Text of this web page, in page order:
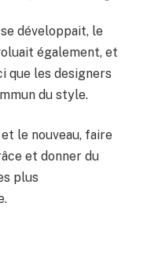
développait, le
également, et
que les designers
du style.
le nouveau, faire
et donner du
plus